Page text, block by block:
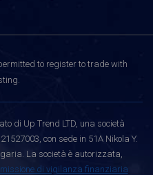
to register to trade with
di Up Trend LTD, una società
con sede in 51A Nikola Y.
La società è autorizzata,
di vigilanza finanziaria